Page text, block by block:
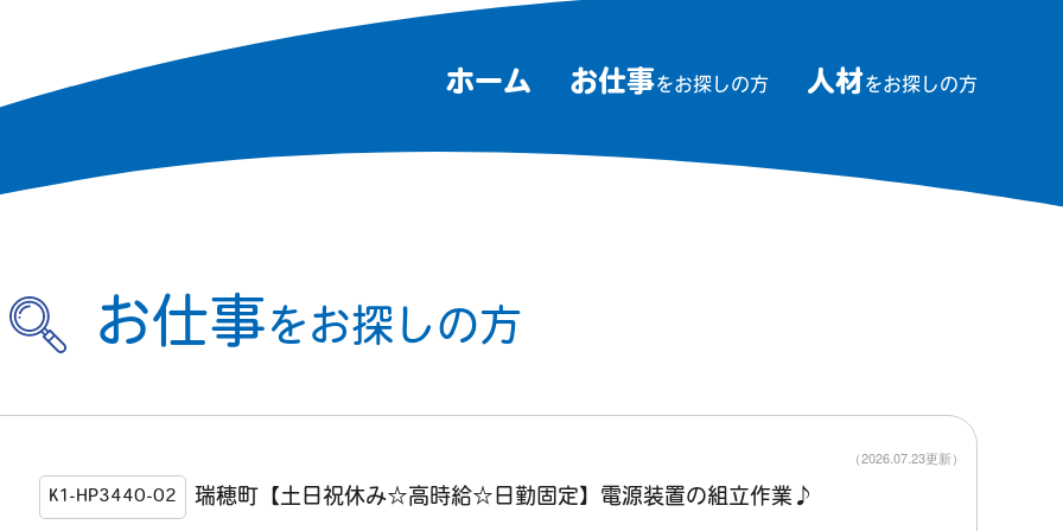
ホーム お仕事をお探しの方 人材をお探しの方
お仕事をお探しの方
K1-HP3440-02 瑞穂町【土日祝休み☆高時給☆日勤固定】電源装置の組立作業♪
（2026.07.23更新）